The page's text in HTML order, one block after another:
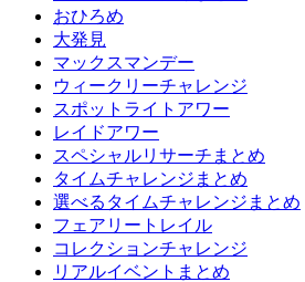
おひろめ
大発見
マックスマンデー
ウィークリーチャレンジ
スポットライトアワー
レイドアワー
スペシャルリサーチまとめ
タイムチャレンジまとめ
選べるタイムチャレンジまとめ
フェアリートレイル
コレクションチャレンジ
リアルイベントまとめ